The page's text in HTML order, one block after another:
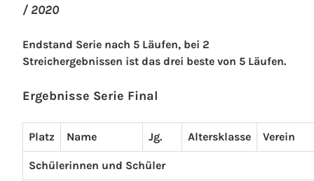
/ 2020
Endstand Serie nach 5 Läufen, bei 2
Streichergebnissen ist das drei beste von 5 Läufen.
Ergebnisse Serie Final
Platz Name Jg. Altersklasse Verein
Schülerinnen und Schüler